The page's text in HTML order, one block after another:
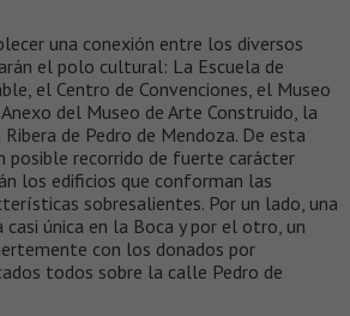
una conexión entre los diversos
el polo cultural: La Escuela de
el Centro de Convenciones, el Museo
del Museo de Arte Construido, la
de Pedro de Mendoza. De esta
posible recorrido de fuerte carácter
los edificios que conforman las
sobresalientes. Por un lado, una
única en la Boca y por el otro, un
con los donados por
todos sobre la calle Pedro de